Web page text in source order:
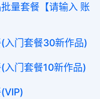
量套餐【请输入 账
入门套餐30新作品)
门套餐10新作品)